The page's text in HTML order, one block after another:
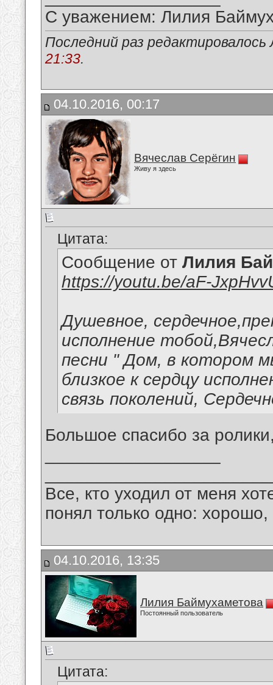
С уважением: Лилия
Последний раз
21:33.
04.10.2016, 00:17
Вячеслав Серёгин
Живу я здесь
Цитата:
Сообщение от Лилия
https://youtu.be/aF-
Душевное,
исполнение
песни " Дом, в котором
близкое к сердцу
связь поколений,
Большое спасибо за
Все, кто уходил от меня
понял только одно:
04.10.2016, 13:35
Лилия Баймухаметова
Постоянный пользователь
Цитата: